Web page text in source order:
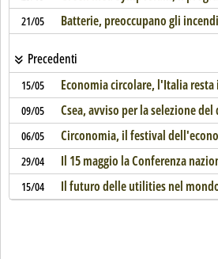
21/05 Batterie, preoccupano gli
Precedenti
15/05 Economia circolare, l'Italia
09/05 Csea, avviso per la selezione
06/05 Circonomia, il festival
29/04 Il 15 maggio la Conferenza
15/04 Il futuro delle utilities nel